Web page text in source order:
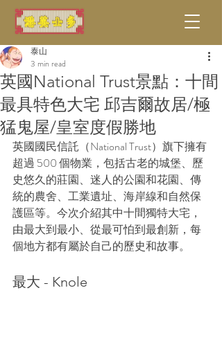
英國National Trust景點：十間
最具特色大宅 邱吉爾故居/極
猛鬼屋/皇室度假勝地
泰山
3 min read
英國國民信託（National Trust）旗下擁有
超過 500 個物業，包括古老的城堡、歷
史悠久的莊園、迷人的公園和花園、傳
統的農舍、工業遺址、海岸線和自然保
護區等。今次介紹其中十間獨特大宅，
由最大到最小、從最可怕到最創新，每
個地方都有屬於自己的歷史和故事。
最大 - Knole